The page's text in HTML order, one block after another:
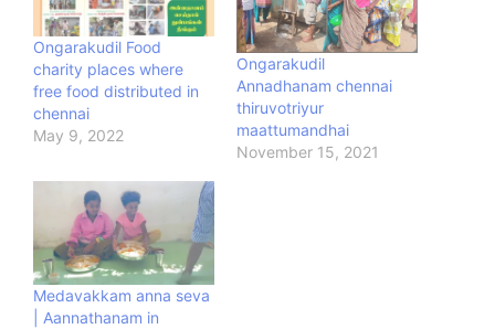
Ongarakudil Food
charity places where
free food distributed in
chennai
May 9, 2022
Ongarakudil
Annadhanam chennai
thiruvotriyur
maattumandhai
November 15, 2021
Medavakkam anna seva
| Aannathanam in